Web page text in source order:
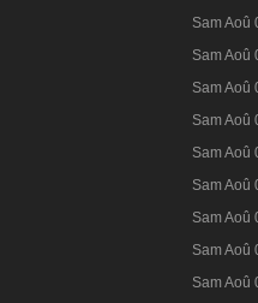
Sam Aoû
Sam Aoû
Sam Aoû
Sam Aoû
Sam Aoû
Sam Aoû
Sam Aoû
Sam Aoû
Sam Aoû